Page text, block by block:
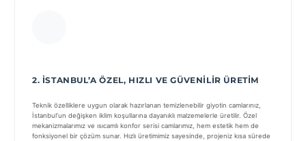
2. İSTANBUL’A ÖZEL, HIZLI VE GÜVENILIR ÜRETIM
Teknik özelliklere uygun olarak hazırlanan temizlenebilir giyotin camlarınız,
İstanbul’un değişken iklim koşullarına dayanıklı malzemelerle üretilir. Özel
mekanizmalarımız ve ısıcamlı konfor serisi camlarımız, hem estetik hem de
fonksiyonel bir çözüm sunar. Hızlı üretimimiz sayesinde, projeniz kısa sürede